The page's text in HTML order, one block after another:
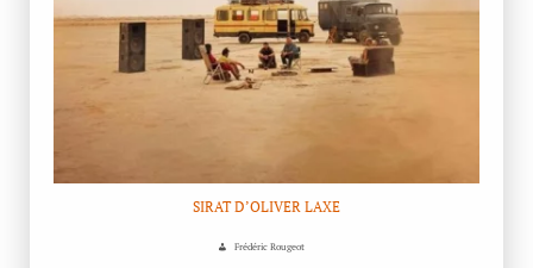
SIRAT D’OLIVER LAXE
Frédéric Rougeot